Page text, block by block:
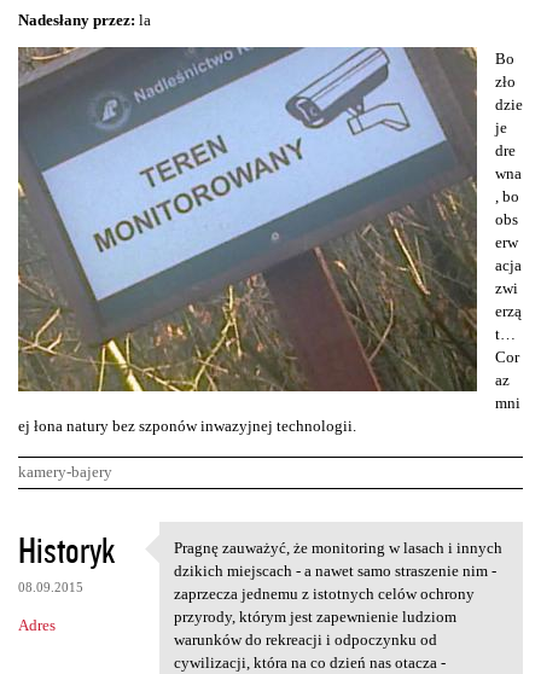
Nadesłany przez: la
Bo
zło
dzie
je
dre
wna
, bo
obs
erw
acja
zwi
erzą
t…
Cor
az
mni
ej łona natury bez szponów inwazyjnej technologii.
kamery-bajery
K
o
m
e
Historyk
08.09.2015
Adres
Pragnę zauważyć, że
Pragnę zauważyć, że monitoring w lasach i innych
dzikich miejscach - a nawet samo straszenie nim -
zaprzecza jednemu z istotnych celów ochrony
przyrody, którym jest zapewnienie ludziom
warunków do rekreacji i odpoczynku od
cywilizacji, która na co dzień nas otacza -